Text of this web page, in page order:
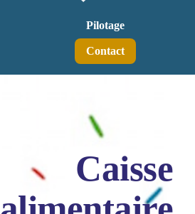
Pilotage
Contact
Caisse